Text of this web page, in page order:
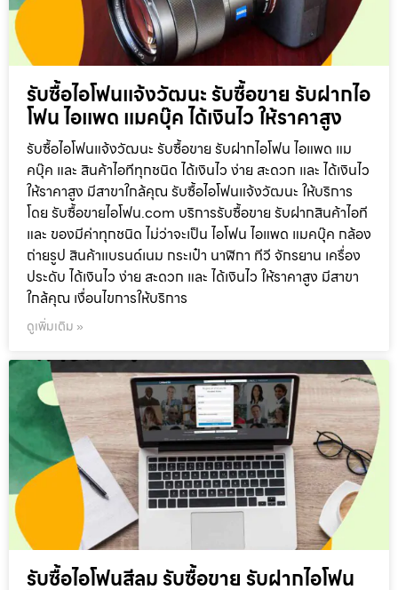
รับซื้อไอโฟนแจ้งวัฒนะ รับซื้อขาย รับฝากไอ
โฟน ไอแพด แมคบุ๊ค ได้เงินไว ให้ราคาสูง
รับซื้อไอโฟนแจ้งวัฒนะ รับซื้อขาย รับฝากไอโฟน ไอแพด แม
คบุ๊ค และ สินค้าไอทีทุกชนิด ได้เงินไว ง่าย สะดวก และ ได้เงินไว
ให้ราคาสูง มีสาขาใกล้คุณ รับซื้อไอโฟนแจ้งวัฒนะ ให้บริการ
โดย รับซื้อขายไอโฟน.com บริการรับซื้อขาย รับฝากสินค้าไอที
และ ของมีค่าทุกชนิด ไม่ว่าจะเป็น ไอโฟน ไอแพด แมคบุ๊ค กล้อง
ถ่ายรูป สินค้าแบรนด์เนม กระเป๋า นาฬิกา ทีวี จักรยาน เครื่อง
ประดับ ได้เงินไว ง่าย สะดวก และ ได้เงินไว ให้ราคาสูง มีสาขา
ใกล้คุณ เงื่อนไขการให้บริการ
ดูเพิ่มเติม »
รับซื้อไอโฟนสีลม รับซื้อขาย รับฝากไอโฟน